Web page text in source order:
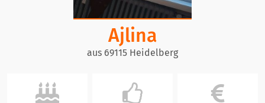
Ajlina
aus 69115 Heidelberg